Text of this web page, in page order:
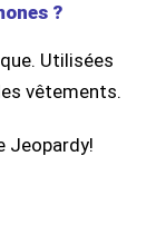
?
Utilisées
vêtements.